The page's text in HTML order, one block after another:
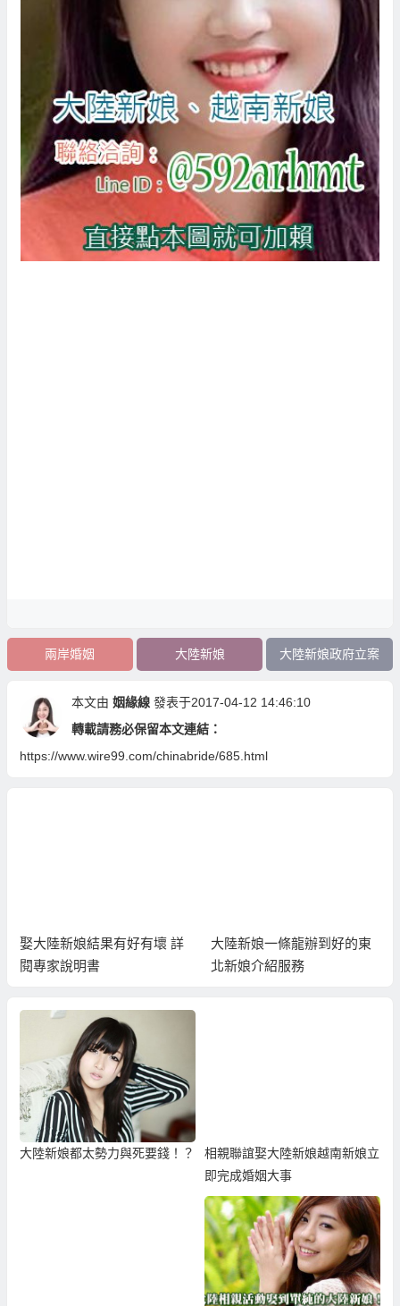
兩岸婚姻 大陸新娘 大陸新娘政府立案
本文由 姻緣線 發表于2017-04-12 14:46:10
轉載請務必保留本文連結：
https://www.wire99.com/chinabride/685.html
娶大陸新娘結果有好有壞 詳
閱專家說明書
大陸新娘一條龍辦到好的東
北新娘介紹服務
大陸新娘都太勢力與死要錢！？
相親聯誼娶大陸新娘越南新娘立
即完成婚姻大事